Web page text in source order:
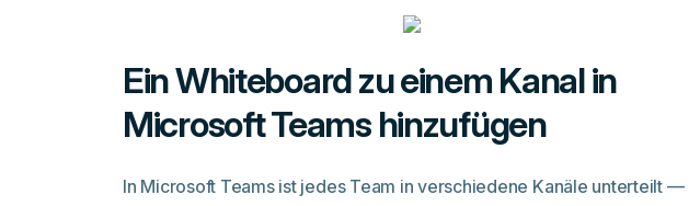
Ein Whiteboard zu einem Kanal in
Microsoft Teams hinzufügen
In Microsoft Teams ist jedes Team in verschiedene Kanäle unterteilt —